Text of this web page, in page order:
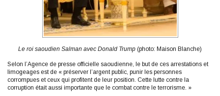
Le roi saoudien Salman avec Donald Trump (photo: Maison Blanche)
Selon l’Agence de presse officielle saoudienne, le but de ces arrestations et
limogeages est de « préserver l’argent public, punir les personnes
corrompues et ceux qui profitent de leur position. Cette lutte contre la
corruption était aussi importante que le combat contre le terrorisme. »